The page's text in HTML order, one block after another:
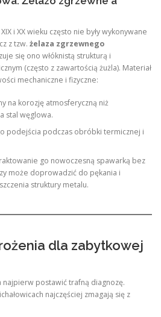
i XX wieku często nie były wykonywane
z tzw. żelaza zgrzewnego
się ono włóknistą strukturą i
(często z zawartością żużla). Materiał
mechaniczne i fizyczne:
na korozję atmosferyczną niż
stal węglowa.
podejścia podczas obróbki termicznej i
go nowoczesną spawarką bez
może doprowadzić do pękania i
struktury metalu.
dla zabytkowej
najpierw postawić trafną diagnozę.
najczęściej zmagają się z